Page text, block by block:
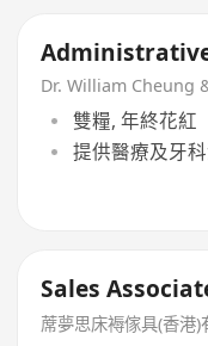
Dr. William Cheung
雙糧, 年終花紅
提供醫療及牙
Sales
蓆夢思床褥傢具(香港)